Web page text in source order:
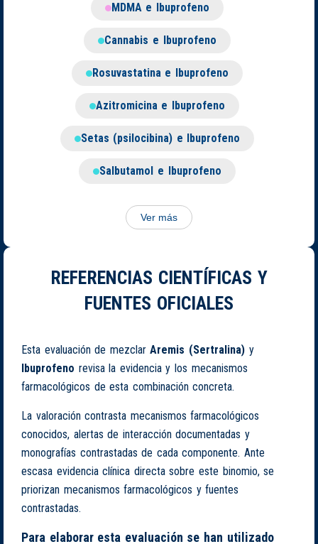
MDMA e Ibuprofeno
Cannabis e Ibuprofeno
Rosuvastatina e Ibuprofeno
Azitromicina e Ibuprofeno
Setas (psilocibina) e Ibuprofeno
Salbutamol e Ibuprofeno
Ver más
REFERENCIAS CIENTÍFICAS Y
FUENTES OFICIALES
Esta evaluación de mezclarAremis (Sertralina) y
Ibuprofeno revisa la evidencia y los mecanismos
farmacológicos de esta combinación concreta.
La valoración contrasta mecanismos farmacológicos
conocidos, alertas de interacción documentadas y
monografías contrastadas de cada componente. Ante
escasa evidencia clínica directa sobre este binomio, se
priorizan mecanismos farmacológicos y fuentes
contrastadas.
Para elaborar esta evaluación se han utilizado